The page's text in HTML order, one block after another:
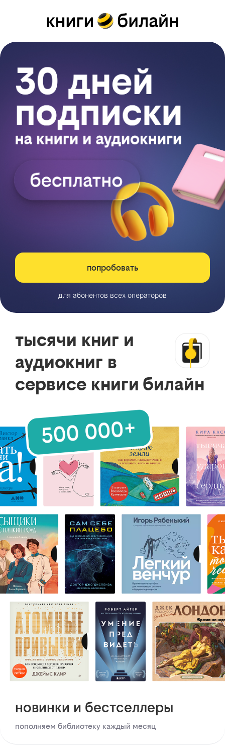
попробовать
для абонентов всех операторов
тысячи книг и
аудиокниг в
сервисе книги билайн
новинки и бестселлеры
пополняем библиотеку каждый месяц